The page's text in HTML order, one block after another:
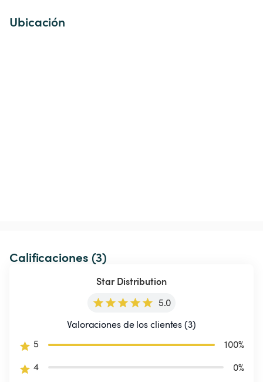
Ubicación
Calificaciones (3)
Star Distribution
5.0
Valoraciones de los clientes (3)
5
100%
4
0%